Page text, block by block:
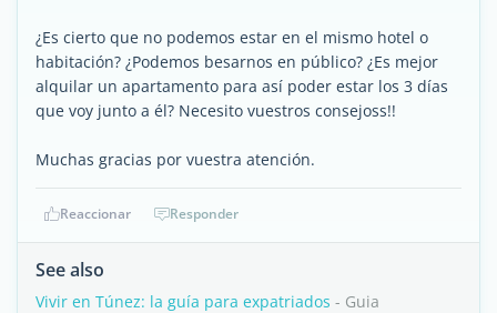
¿Es cierto que no podemos estar en el mismo hotel o
habitación? ¿Podemos besarnos en público? ¿Es mejor
alquilar un apartamento para así poder estar los 3 días
que voy junto a él? Necesito vuestros consejoss!!
Muchas gracias por vuestra atención.
Reaccionar Responder
See also
Vivir en Túnez: la guía para expatriados - Guia